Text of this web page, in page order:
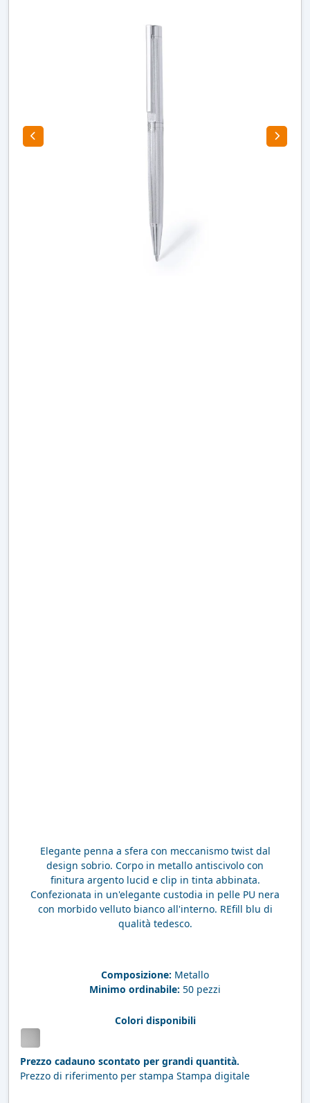
Elegante penna a sfera con meccanismo twist dal
design sobrio. Corpo in metallo antiscivolo con
finitura argento lucid e clip in tinta abbinata.
Confezionata in un'elegante custodia in pelle PU nera
con morbido velluto bianco all'interno. REfill blu di
qualità tedesco.
Composizione: Metallo
Minimo ordinabile: 50 pezzi
Colori disponibili
Prezzo cadauno scontato per grandi quantità.
Prezzo di riferimento per stampa Stampa digitale